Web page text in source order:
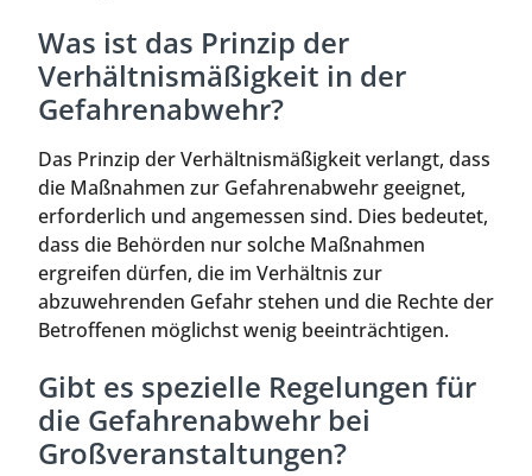
Was ist das Prinzip der
Verhältnismäßigkeit in der
Gefahrenabwehr?
Das Prinzip der Verhältnismäßigkeit verlangt, dass
die Maßnahmen zur Gefahrenabwehr geeignet,
erforderlich und angemessen sind. Dies bedeutet,
dass die Behörden nur solche Maßnahmen
ergreifen dürfen, die im Verhältnis zur
abzuwehrenden Gefahr stehen und die Rechte der
Betroffenen möglichst wenig beeinträchtigen.
Gibt es spezielle Regelungen für
die Gefahrenabwehr bei
Großveranstaltungen?